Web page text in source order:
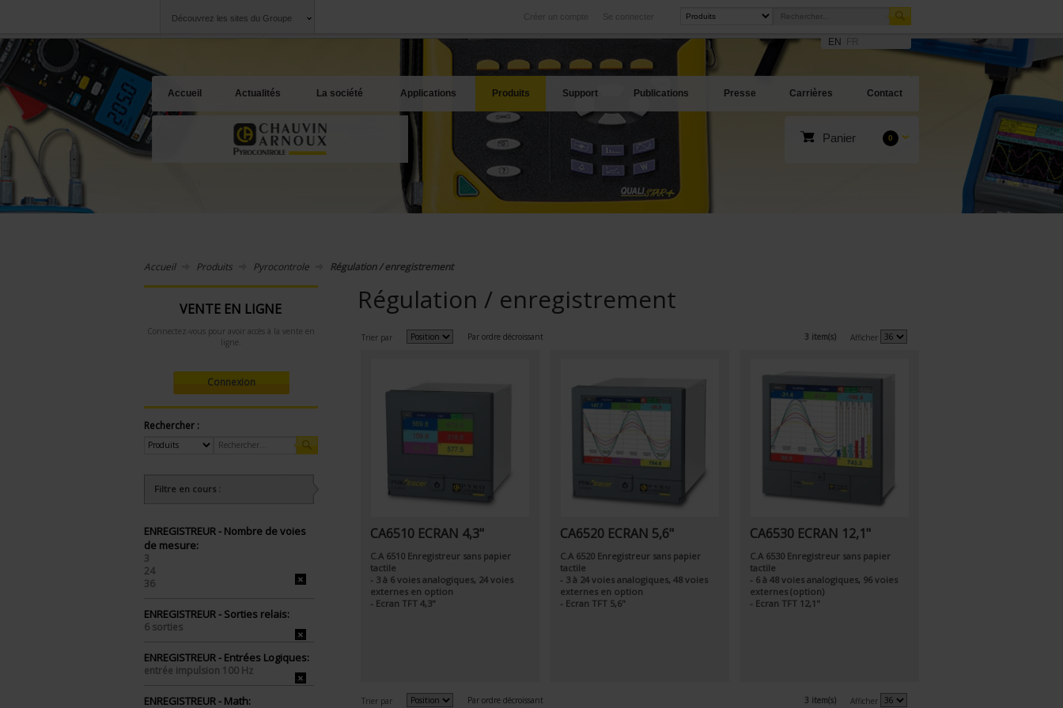
Découvrez les sites du Groupe Se connecter
Créer un compte
International
Nos filiales à l'étranger
Nos meilleures offres
EN
Accueil Actualités La société Applications Produits Support Publications Presse Carrières Contact
Panier 0
Accueil Produits Pyrocontrole Régulation / enregistrement
VENTE EN LIGNE
Connectez-vous pour avoir accès à la vente en
ligne.
Connexion
Rechercher :
Filtre en cours :
ENREGISTREUR - Nombre de voies
de mesure:
3
24
36
ENREGISTREUR - Sorties relais:
6 sorties
ENREGISTREUR - Entrées Logiques:
entrée impulsion 100 Hz
ENREGISTREUR - Math:
Régulation / enregistrement
Trier par Par ordre décroissant 3 item(s) Afficher
CA6510 ECRAN 4,3"
C.A 6510 Enregistreur sans papier
tactile
- 3 à 6 voies analogiques, 24 voies
externes en option
- Ecran TFT 4,3"
CA6520 ECRAN 5,6"
C.A 6520 Enregistreur sans papier
tactile
- 3 à 24 voies analogiques, 48 voies
externes en option
- Ecran TFT 5,6"
CA6530 ECRAN 12,1"
C.A 6530 Enregistreur sans papier
tactile
- 6 à 48 voies analogiques, 96 voies
externes (option)
- Ecran TFT 12,1"
Trier par Par ordre décroissant 3 item(s) Afficher